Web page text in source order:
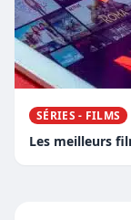
SÉRIES - FILMS
Les meilleurs